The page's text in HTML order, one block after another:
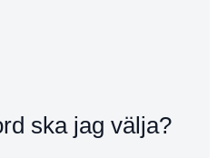
ska jag välja?